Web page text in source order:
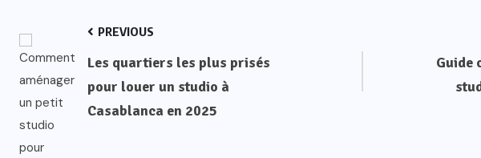
PREVIOUS
Les quartiers les plus prisés
pour louer un studio à
Casablanca en 2025
Guide